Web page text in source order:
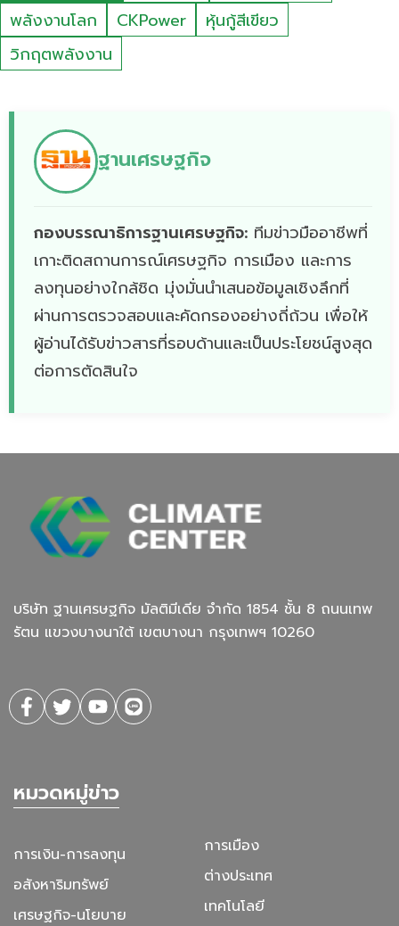
พลังงานโลก
CKPower
หุ้นกู้สีเขียว
วิกฤตพลังงาน
ฐานเศรษฐกิจ
กองบรรณาธิการฐานเศรษฐกิจ: ทีมข่าวมืออาชีพที่
เกาะติดสถานการณ์เศรษฐกิจ การเมือง และการ
ลงทุนอย่างใกล้ชิด มุ่งมั่นนำเสนอข้อมูลเชิงลึกที่
ผ่านการตรวจสอบและคัดกรองอย่างถี่ถ้วน เพื่อให้
ผู้อ่านได้รับข่าวสารที่รอบด้านและเป็นประโยชน์สูงสุด
ต่อการตัดสินใจ
บริษัท ฐานเศรษฐกิจ มัลติมีเดีย จํากัด 1854 ชั้น 8 ถนนเทพ
รัตน แขวงบางนาใต้ เขตบางนา กรุงเทพฯ 10260
หมวดหมู่ข่าว
การเงิน-การลงทุน
อสังหาริมทรัพย์
เศรษฐกิจ-นโยบาย
การเมือง
ต่างประเทศ
เทคโนโลยี